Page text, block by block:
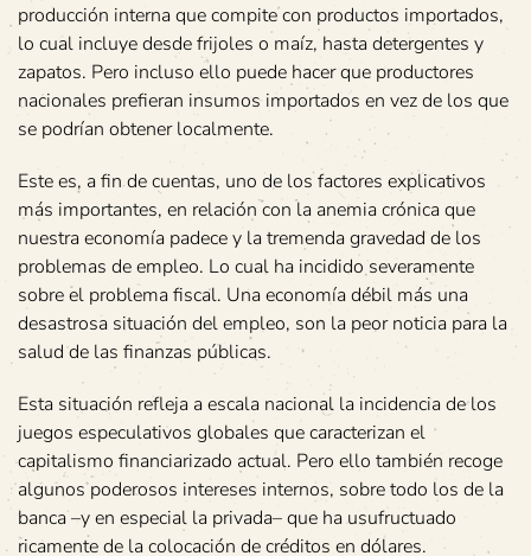
producción interna que compite con productos importados,
lo cual incluye desde frijoles o maíz, hasta detergentes y
zapatos. Pero incluso ello puede hacer que productores
nacionales prefieran insumos importados en vez de los que
se podrían obtener localmente.
Este es, a fin de cuentas, uno de los factores explicativos
más importantes, en relación con la anemia crónica que
nuestra economía padece y la tremenda gravedad de los
problemas de empleo. Lo cual ha incidido severamente
sobre el problema fiscal. Una economía débil más una
desastrosa situación del empleo, son la peor noticia para la
salud de las finanzas públicas.
Esta situación refleja a escala nacional la incidencia de los
juegos especulativos globales que caracterizan el
capitalismo financiarizado actual. Pero ello también recoge
algunos poderosos intereses internos, sobre todo los de la
banca –y en especial la privada– que ha usufructuado
ricamente de la colocación de créditos en dólares.